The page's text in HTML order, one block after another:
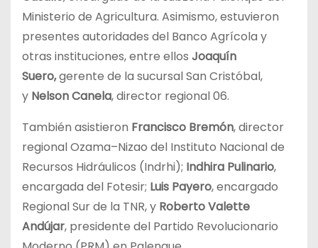
Ministerio de Agricultura. Asimismo, estuvieron
presentes autoridades del Banco Agrícola y
otras instituciones, entre ellos Joaquín
Suero,gerente de la sucursal San Cristóbal,
y Nelson Canela, director regional 06.
También asistieron Francisco Bremón, director
regional Ozama–Nizao del Instituto Nacional de
Recursos Hidráulicos (Indrhi); Indhira Pulinario,
encargada del Fotesir; Luis Payero, encargado
Regional Sur de la TNR, y Roberto Valette
Andújar, presidente del Partido Revolucionario